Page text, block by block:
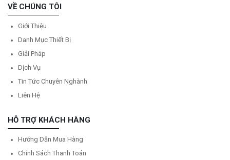
VỀ CHÚNG TÔI
Giới Thiệu
Danh Mục Thiết Bị
Giải Pháp
Dịch Vụ
Tin Tức Chuyên Nghành
Liên Hệ
HỖ TRỢ KHÁCH HÀNG
Hướng Dẫn Mua Hàng
Chính Sách Thanh Toán